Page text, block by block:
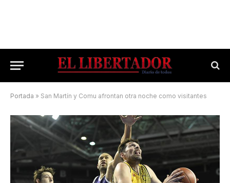
Portada » San Martín y Comu afrontan otra noche como visitantes